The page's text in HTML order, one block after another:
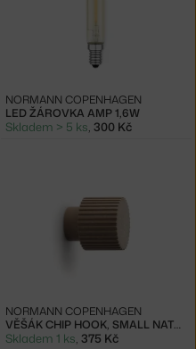
LED ŽÁROVKA AMP 1,6W
NORMANN COPENHAGEN
Skladem > 5 ks 300 Kč
VĚŠÁK CHIP HOOK, SMALL NATURE
NORMANN COPENHAGEN
Skladem 1 ks 375 Kč